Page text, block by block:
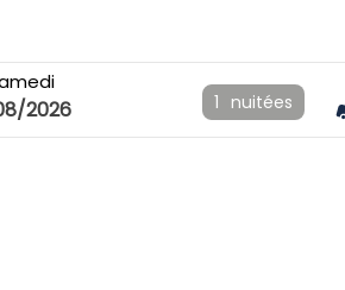
2026 1 nuitées